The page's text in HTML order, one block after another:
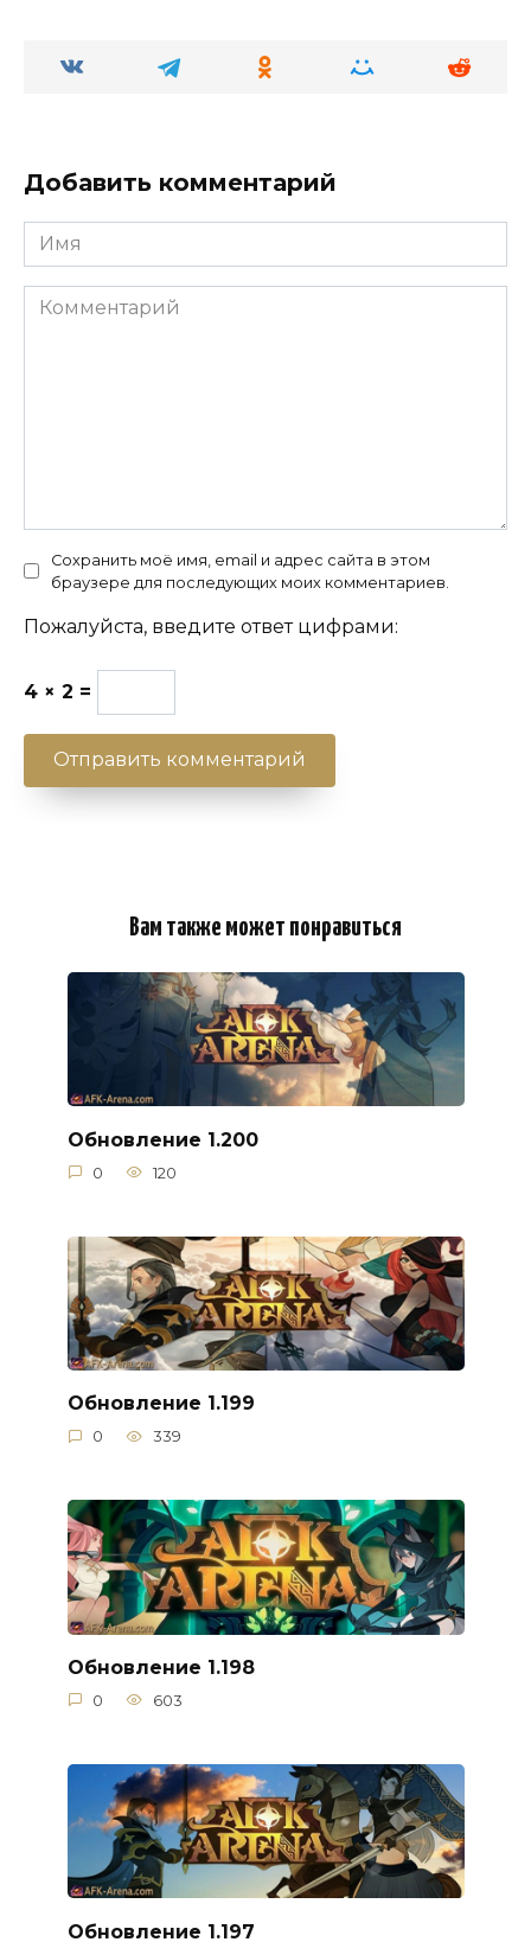
Добавить комментарий
Имя
Комментарий
Сохранить моё имя, email и адрес сайта в этом
браузере для последующих моих комментариев.
Пожалуйста, введите ответ цифрами:
4 × 2 =
Вам также может понравиться
Обновление 1.200
0 120
Обновление 1.199
0 339
Обновление 1.198
0 603
Обновление 1.197